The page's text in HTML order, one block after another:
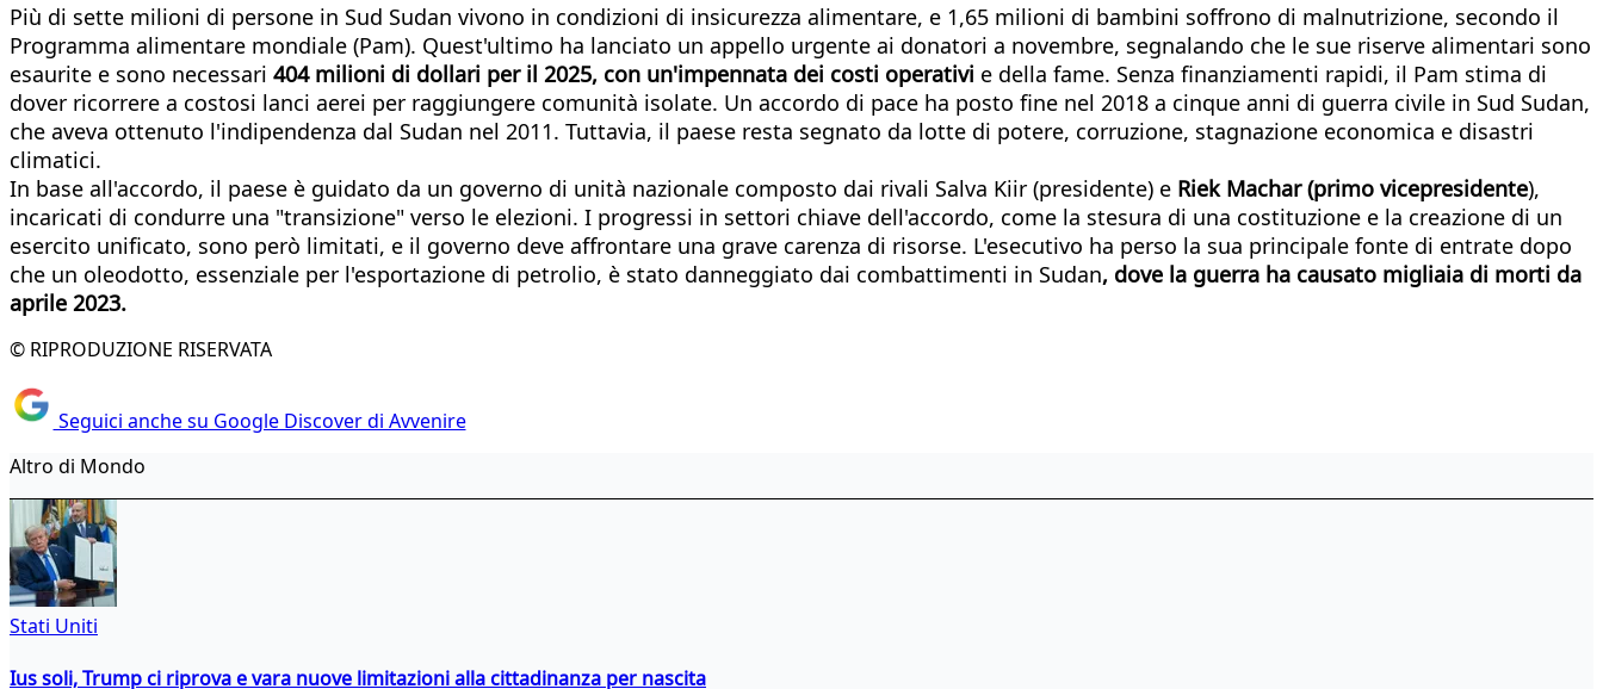
Più di sette milioni di persone in Sud Sudan vivono in condizioni di insicurezza alimentare, e 1,65 milioni di bambini soffrono di malnutrizione, secondo il
Programma alimentare mondiale (Pam). Quest'ultimo ha lanciato un appello urgente ai donatori a novembre, segnalando che le sue riserve alimentari sono
esaurite e sono necessari 404 milioni di dollari per il 2025, con un'impennata dei costi operativi e della fame. Senza finanziamenti rapidi, il Pam stima di
dover ricorrere a costosi lanci aerei per raggiungere comunità isolate. Un accordo di pace ha posto fine nel 2018 a cinque anni di guerra civile in Sud Sudan,
che aveva ottenuto l'indipendenza dal Sudan nel 2011. Tuttavia, il paese resta segnato da lotte di potere, corruzione, stagnazione economica e disastri
climatici.
In base all'accordo, il paese è guidato da un governo di unità nazionale composto dai rivali Salva Kiir (presidente) e Riek Machar (primo vicepresidente),
incaricati di condurre una "transizione" verso le elezioni. I progressi in settori chiave dell'accordo, come la stesura di una costituzione e la creazione di un
esercito unificato, sono però limitati, e il governo deve affrontare una grave carenza di risorse. L'esecutivo ha perso la sua principale fonte di entrate dopo
che un oleodotto, essenziale per l'esportazione di petrolio, è stato danneggiato dai combattimenti in Sudan, dove la guerra ha causato migliaia di morti da
aprile 2023.
© RIPRODUZIONE RISERVATA
Seguici anche su Google Discover di Avvenire
Altro di Mondo
Stati Uniti
Ius soli, Trump ci riprova e vara nuove limitazioni alla cittadinanza per nascita